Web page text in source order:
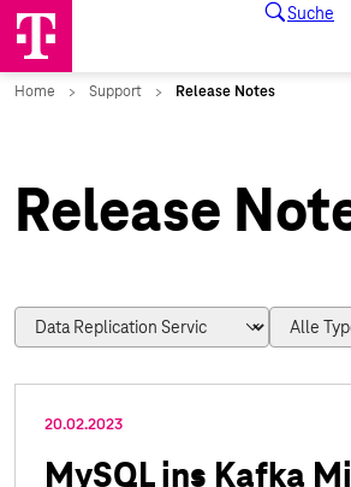
Release
20.02.2023
MySQL ins Kafka